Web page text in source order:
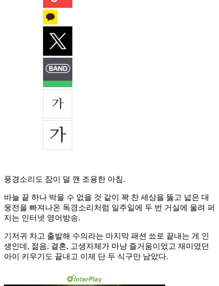
풍경소리도 잠이 덜 깬 조용한 아침.
바늘 끝 하나 박을 수 없을 것 같이 꽉 찬 세상을 뚫고 넓은 대
웅전을 빠져나온 독경소리처럼 일주일에 두 번 거실에 울려 퍼
지는 인터넷 영어방송.
기저귀 차고 출발해 수의라는 마지막 패션 쑈로 끝내는 게 인
생인데, 젊음, 결혼, 고생자체가 마냥 즐거움이었고 재미였던
아이 키우기도 끝내고 이제 단 두 식구만 남았다.